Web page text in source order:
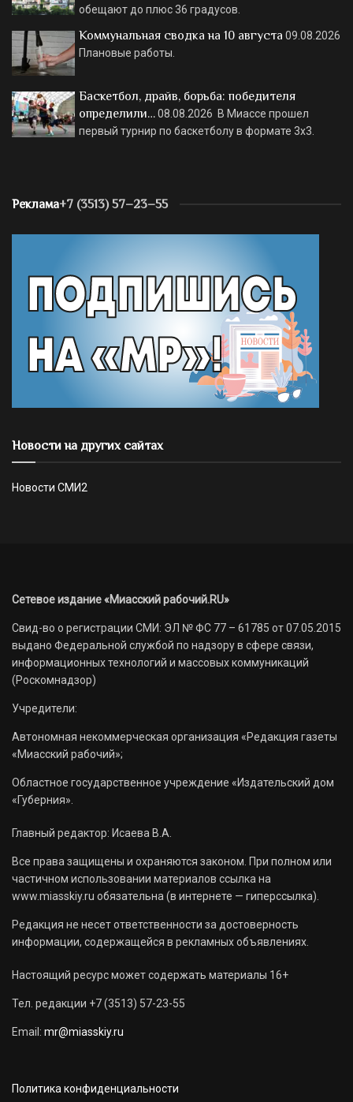
обещают до плюс 36 градусов.
Коммунальная сводка на 10 августа 09.08.2026
Плановые работы.
Баскетбол, драйв, борьба: победителя
определили…08.08.2026 В Миассе прошел
первый турнир по баскетболу в формате 3х3.
Реклама+7 (3513) 57–23–55
Новости на других сайтах
Новости СМИ2
Сетевое издание «Миасский рабочий.RU»
Свид-во о регистрации СМИ: ЭЛ № ФС 77 – 61785 от 07.05.2015
выдано Федеральной службой по надзору в сфере связи,
информационных технологий и массовых коммуникаций
(Роскомнадзор)
Учредители:
Автономная некоммерческая организация «Редакция газеты
«Миасский рабочий»;
Областное государственное учреждение «Издательский дом
«Губерния».
Главный редактор: Исаева В.А.
Все права защищены и охраняются законом. При полном или
частичном использовании материалов ссылка на
www.miasskiy.ru обязательна (в интернете — гиперссылка).
Редакция не несет ответственности за достоверность
информации, содержащейся в рекламных объявлениях.
Настоящий ресурс может содержать материалы 16+
Тел. редакции +7 (3513) 57-23-55
Email: mr@miasskiy.ru
Политика конфиденциальности